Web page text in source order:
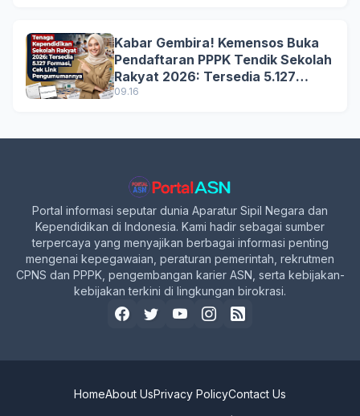
Kabar Gembira! Kemensos Buka
Pendaftaran PPPK Tendik Sekolah
Rakyat 2026: Tersedia 5.127
Formasi, Simak Syarat dan
09.16
Portal informasi seputar dunia Aparatur Sipil Negara dan
Kependidikan di Indonesia. Kami hadir sebagai sumber
terpercaya yang menyajikan berbagai informasi penting
mengenai kepegawaian, peraturan pemerintah, rekrutmen
CPNS dan PPPK, pengembangan karier ASN, serta kebijakan-
kebijakan terkini di lingkungan birokrasi.
HomeAbout UsPrivacy PolicyContact Us